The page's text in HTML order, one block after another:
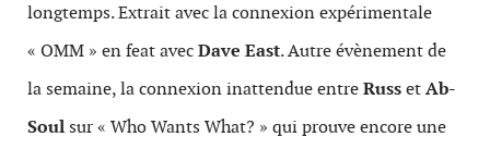
longtemps. Extrait avec la connexion expérimentale
« OMM » en feat avecDave East. Autre évènement de
la semaine, la connexion inattendue entreRussetAb-
Soul sur « Who Wants What? » qui prouve encore une